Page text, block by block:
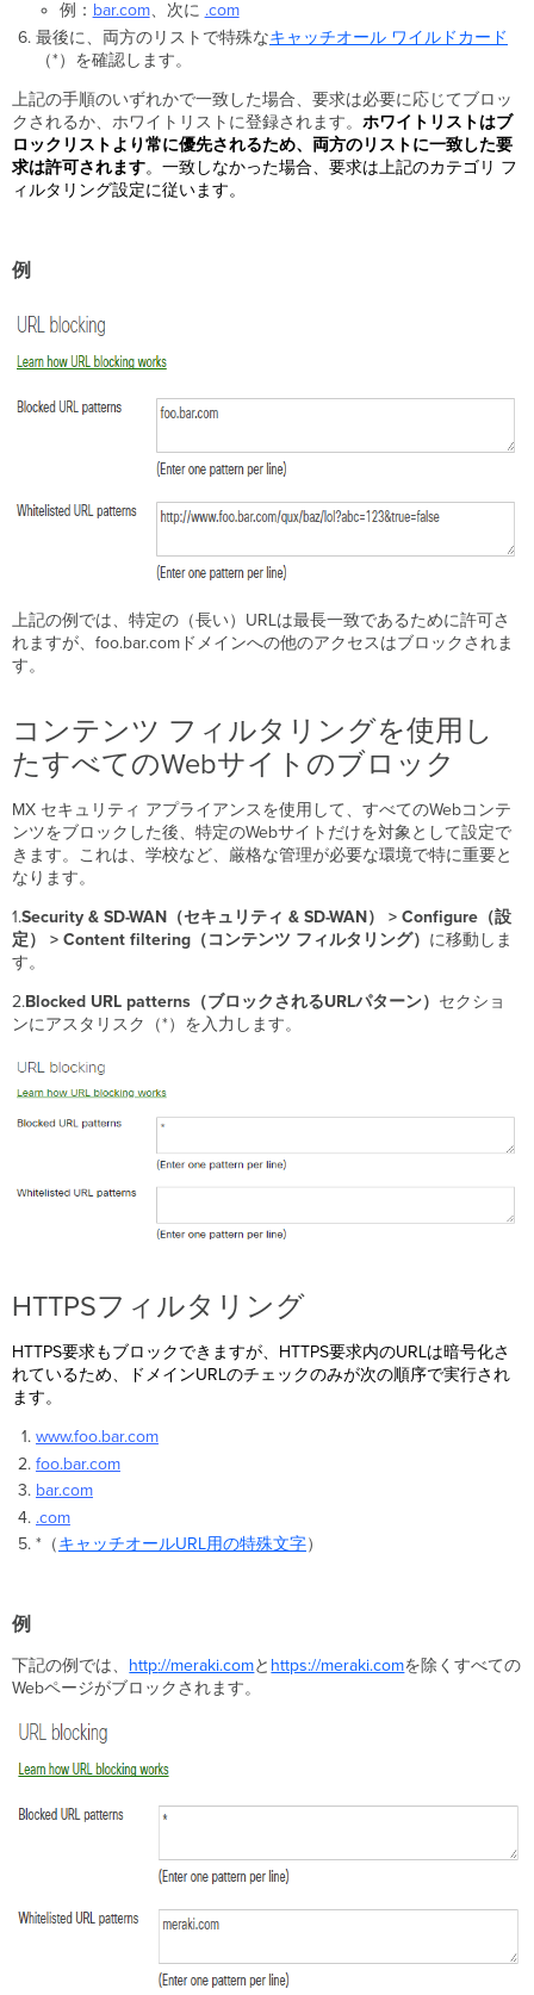
例： bar.com、次に .com
最後に、両方のリストで特殊なキャッチオール ワイルドカード
（*） を確認します。
上記の手順のいずれかで一致した場合、要求は必要に応じてブロッ
クされるか、ホワイトリストに登録されます。ホワイトリストはブ
ロックリストより常に優先されるため、両方のリストに一致した要
求は許可されます。一致しなかった場合、要求は上記のカテゴリ フ
ィルタリング設定に従います。
例
上記の例では、特定の（長い）URLは最長一致であるために許可さ
れますが、foo.bar.comドメインへの他のアクセスはブロックされま
す。
コンテンツ フィルタリングを使用し
たすべてのWebサイトのブロック
MX セキュリティ アプライアンスを使用して、すべてのWebコンテ
ンツをブロックした後、特定のWebサイトだけを対象として設定で
きます。これは、学校など、厳格な管理が必要な環境で特に重要と
なります。
1.Security & SD-WAN（セキュリティ & SD-WAN） > Configure（設
定） > Content filtering（コンテンツ フィルタリング） に移動しま
す。
2.Blocked URL patterns（ブロックされるURLパターン） セクショ
ンにアスタリスク（*）を入力します。
HTTPSフィルタリング
HTTPS要求もブロックできますが、HTTPS要求内のURLは暗号化さ
れているため、ドメインURLのチェックのみが次の順序で実行され
ます。
www.foo.bar.com
foo.bar.com
bar.com
.com
*（キャッチオールURL用の特殊文字）
例
下記の例では、 http://meraki.comと https://meraki.comを除くすべての
Webページがブロックされます。